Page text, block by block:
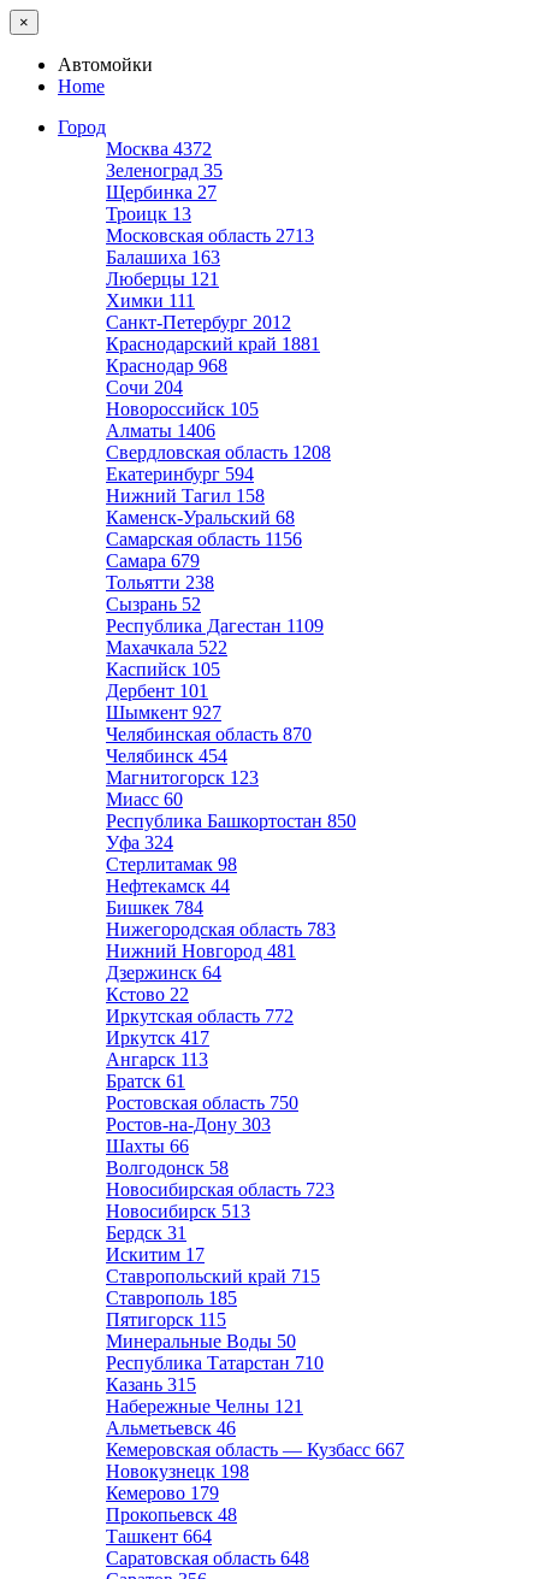
×
Автомойки
Home
Город
Москва 4372
Зеленоград 35
Щербинка 27
Троицк 13
Московская область 2713
Балашиха 163
Люберцы 121
Химки 111
Санкт-Петербург 2012
Краснодарский край 1881
Краснодар 968
Сочи 204
Новороссийск 105
Алматы 1406
Свердловская область 1208
Екатеринбург 594
Нижний Тагил 158
Каменск-Уральский 68
Самарская область 1156
Самара 679
Тольятти 238
Сызрань 52
Республика Дагестан 1109
Махачкала 522
Каспийск 105
Дербент 101
Шымкент 927
Челябинская область 870
Челябинск 454
Магнитогорск 123
Миасс 60
Республика Башкортостан 850
Уфа 324
Стерлитамак 98
Нефтекамск 44
Бишкек 784
Нижегородская область 783
Нижний Новгород 481
Дзержинск 64
Кстово 22
Иркутская область 772
Иркутск 417
Ангарск 113
Братск 61
Ростовская область 750
Ростов-на-Дону 303
Шахты 66
Волгодонск 58
Новосибирская область 723
Новосибирск 513
Бердск 31
Искитим 17
Ставропольский край 715
Ставрополь 185
Пятигорск 115
Минеральные Воды 50
Республика Татарстан 710
Казань 315
Набережные Челны 121
Альметьевск 46
Кемеровская область — Кузбасс 667
Новокузнецк 198
Кемерово 179
Прокопьевск 48
Ташкент 664
Саратовская область 648